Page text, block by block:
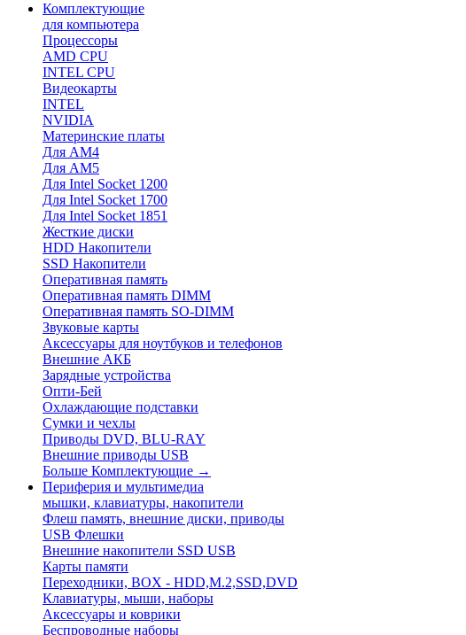
Комплектующие
для компьютера
Процессоры
AMD CPU
INTEL CPU
Видеокарты
INTEL
NVIDIA
Материнские платы
Для AM4
Для AM5
Для Intel Socket 1200
Для Intel Socket 1700
Для Intel Socket 1851
Жесткие диски
HDD Накопители
SSD Накопители
Оперативная память
Оперативная память DIMM
Оперативная память SO-DIMM
Звуковые карты
Аксессуары для ноутбуков и телефонов
Внешние АКБ
Зарядные устройства
Опти-Бей
Охлаждающие подставки
Сумки и чехлы
Приводы DVD, BLU-RAY
Внешние приводы USB
Больше Комплектующие →
Периферия и мультимедиа
мышки, клавиатуры, накопители
Флеш память, внешние диски, приводы
USB Флешки
Внешние накопители SSD USB
Карты памяти
Переходники, BOX - HDD,M.2,SSD,DVD
Клавиатуры, мыши, наборы
Аксессуары и коврики
Беспроводные наборы